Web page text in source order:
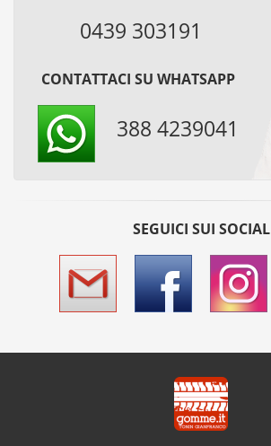
0439 303191
CONTATTACI SU WHATSAPP
388 4239041
SEGUICI SUI SOCIAL